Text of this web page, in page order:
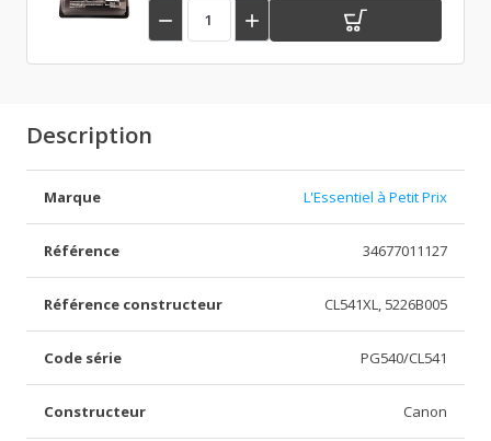
 
Description
Marque L'Essentiel à Petit Prix
Référence 34677011127
Référence constructeur CL541XL, 5226B005
Code série PG540/CL541
Constructeur Canon